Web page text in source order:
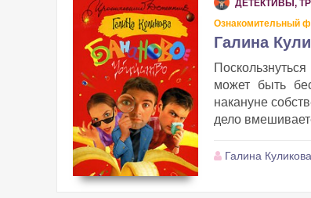
ДЕТЕКТИВЫ,
Ознакомительный
Галина
может быть
накануне
дело
Галина Куликова